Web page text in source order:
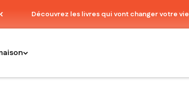
Découvrez les livres qui vont changer votre vie